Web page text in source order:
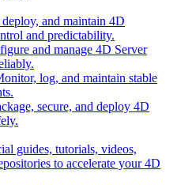
deploy, and maintain 4D
and predictability.
and manage 4D Server
log, and maintain stable
secure, and deploy 4D
guides, tutorials, videos,
to accelerate your 4D